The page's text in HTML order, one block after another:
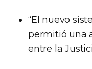
“El nuevo
permitió una
entre la